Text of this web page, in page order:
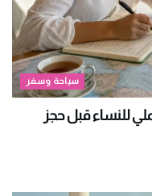
سياحة وسفر
للنساء قبل حجز